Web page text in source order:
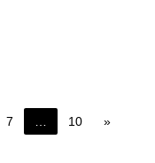
7 … 10 »